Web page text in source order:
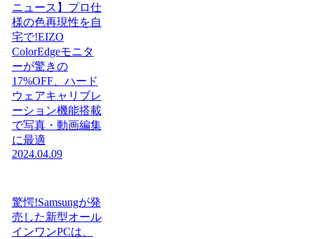
ニュース】プロ仕
様の色再現性を自
宅で!EIZO
ColorEdgeモニタ
ーが驚きの
17%OFF、ハード
ウェアキャリブレ
ーション機能搭載
で写真・動画編集
に最適
2024.04.09
驚愕!Samsungが発
売した新型オール
インワンPCは、